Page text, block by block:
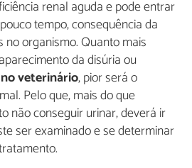
renal aguda e pode entrar
tempo, consequência da
organismo. Quanto mais
da disúria ou
veterinário, pior será o
Pelo que, mais do que
não conseguir urinar, deverá ir
ser examinado e se determinar